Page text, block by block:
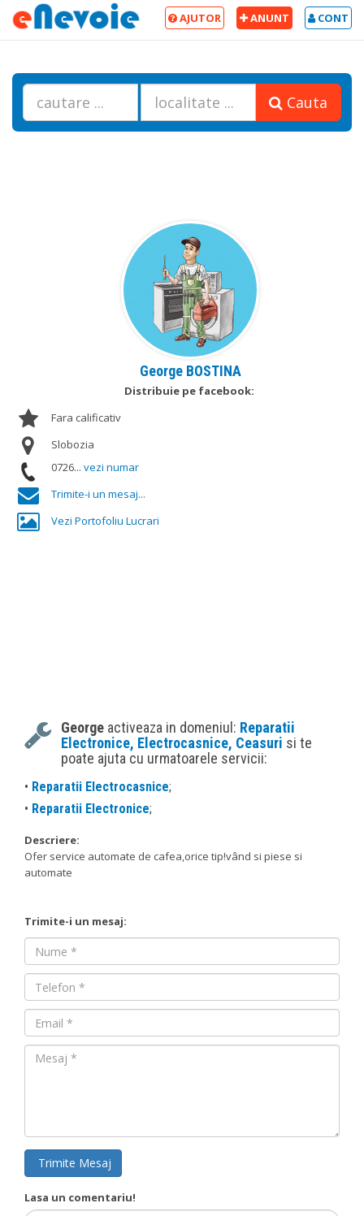
CONT
ANUNT
AJUTOR
Cauta
George BOSTINA
Distribuie pe facebook:
Fara calificativ
Slobozia
0726... vezi numar
Trimite-i un mesaj...
Vezi Portofoliu Lucrari
George activeaza in domeniul: Reparatii
Electronice, Electrocasnice, Ceasuri si te
poate ajuta cu urmatoarele servicii:
• Reparatii Electrocasnice;
• Reparatii Electronice;
Descriere:
Ofer service automate de cafea,orice tip!vând si piese si
automate
Trimite-i un mesaj:
Nume
Nume
Email
Mesaj
Trimite Mesaj
Lasa un comentariu!